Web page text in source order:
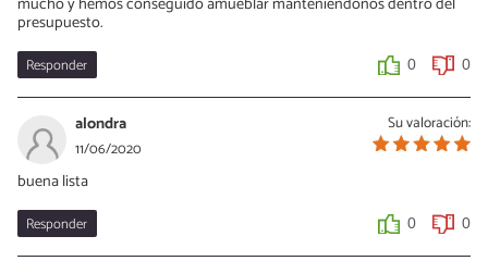
presupuesto.
Responder 0 0
Su valoración:
alondra
11/06/2020
buena lista
Responder 0 0